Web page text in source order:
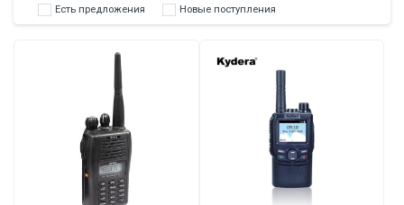
Есть предложения